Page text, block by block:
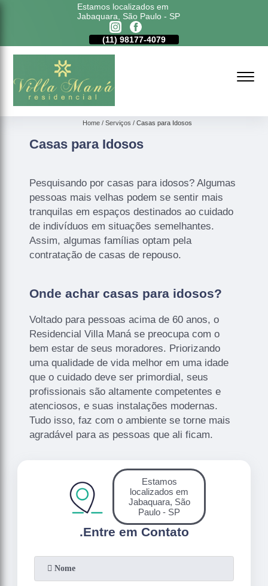
Estamos localizados em
Jabaquara, São Paulo - SP
(11) 98177-4079
Home Serviços Casas para Idosos
Casas para Idosos
Pesquisando por casas para idosos? Algumas
pessoas mais velhas podem se sentir mais
tranquilas em espaços destinados ao cuidado
de indivíduos em situações semelhantes.
Assim, algumas famílias optam pela
contratação de casas de repouso.
Onde achar casas para idosos?
Voltado para pessoas acima de 60 anos, o
Residencial Villa Maná se preocupa com o
bem estar de seus moradores. Priorizando
uma qualidade de vida melhor em uma idade
que o cuidado deve ser primordial, seus
profissionais são altamente competentes e
atenciosos, e suas instalações modernas.
Tudo isso, faz com o ambiente se torne mais
agradável para as pessoas que ali ficam.
.Entre em Contato
Estamos
localizados em
Jabaquara, São
Paulo - SP